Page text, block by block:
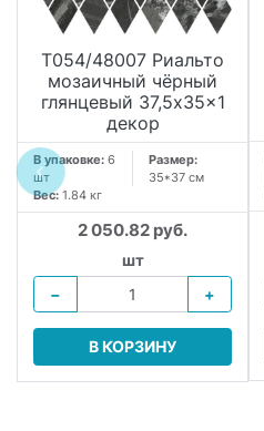
T054/48007 Риальто
мозаичный чёрный
глянцевый 37,5x35x1
декор
В упаковке: 6
шт
Размер:
35*37 см
Вес: 1.84 кг
2 050.82 руб.
шт
−
+
В КОРЗИНУ